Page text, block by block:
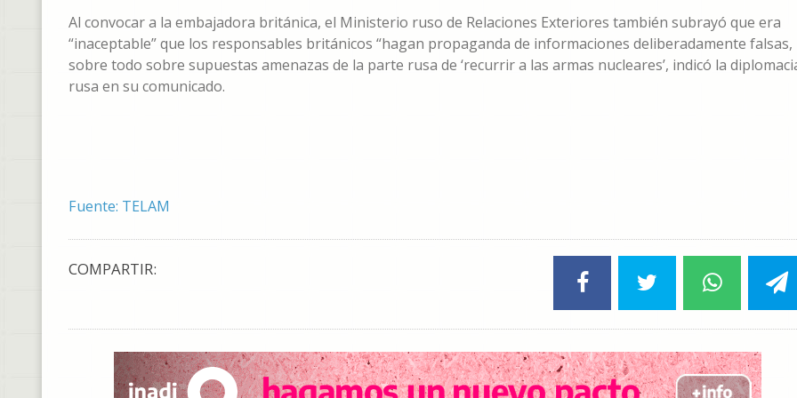
Al convocar a la embajadora británica, el Ministerio ruso de Relaciones Exteriores también subrayó que era
“inaceptable” que los responsables británicos “hagan propaganda de informaciones deliberadamente falsas,
sobre todo sobre supuestas amenazas de la parte rusa de ‘recurrir a las armas nucleares’, indicó la
rusa en su comunicado.
Fuente: TELAM
COMPARTIR: